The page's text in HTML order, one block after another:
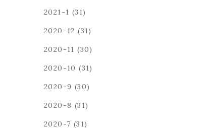
2021-1 (31)
2020-12 (31)
2020-11 (30)
2020-10 (31)
2020-9 (30)
2020-8 (31)
2020-7 (31)